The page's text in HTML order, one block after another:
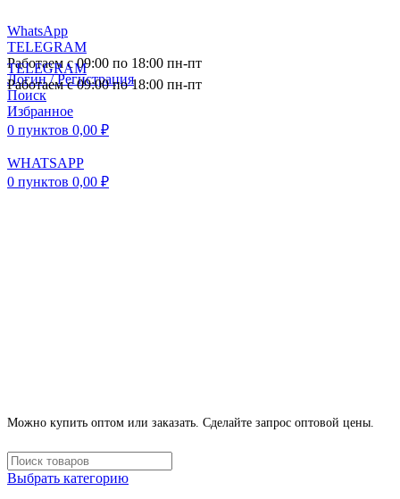
WhatsApp
TELEGRAM
Работаем с 09:00 по 18:00 пн-пт
Логин / Регистрация
Поиск
Избранное
0 пунктов 0,00 ₽
WHATSAPP
0 пунктов 0,00 ₽
TELEGRAM
Работаем с 09:00 по 18:00 пн-пт
Можно купить оптом или заказать. Сделайте запрос оптовой цены.
Выбрать категорию